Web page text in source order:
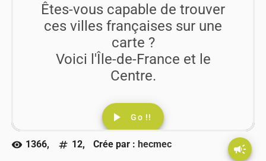
Êtes-vous capable de trouver
ces villes françaises sur une
carte ?
Voici l'Île-de-France et le
Centre.
play_arrow Go !!
visibility 1366, numbers 12, Crée par : hecmec campaign